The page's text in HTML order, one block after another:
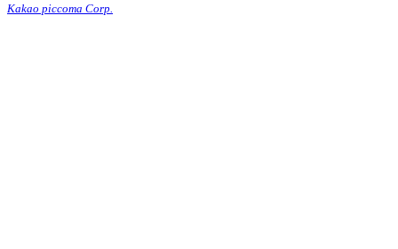
Kakao piccoma Corp.